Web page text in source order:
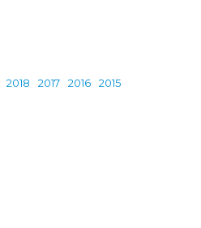
2018 2017 2016 2015